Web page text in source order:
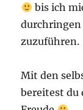
bis ich
zuzuführen.
Mit den
bereitest du